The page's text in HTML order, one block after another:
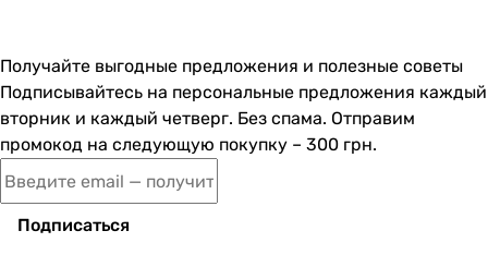
Получайте выгодные предложения и полезные советы
Подписывайтесь на персональные предложения каждый
вторник и каждый четверг. Без спама. Отправим
промокод на следующую покупку – 300 грн.
Подписаться